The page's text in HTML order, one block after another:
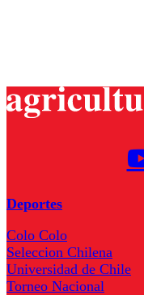
Deportes
Colo Colo
Seleccion Chilena
Universidad de Chile
Torneo Nacional